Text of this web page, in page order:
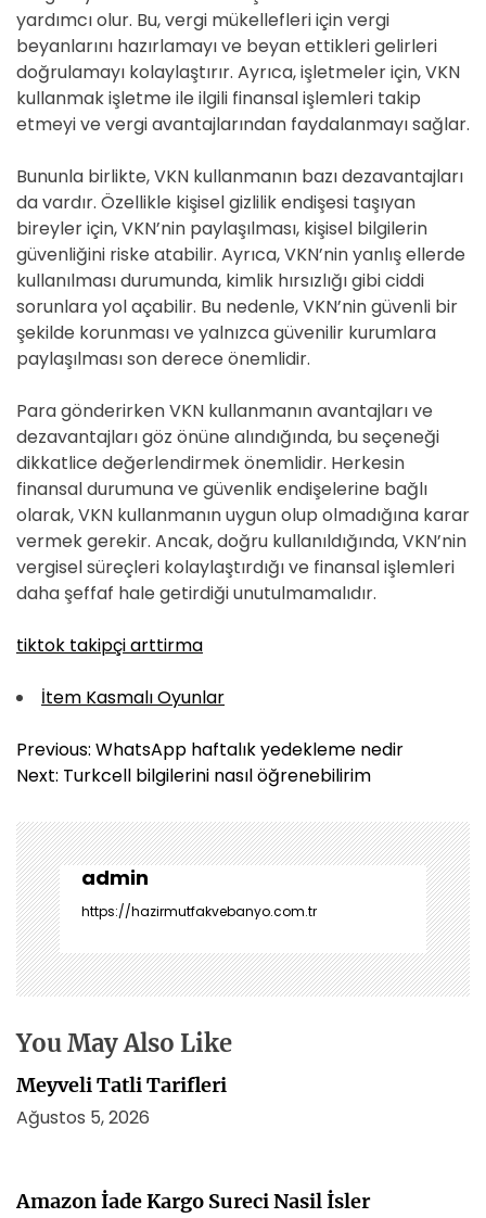
yardımcı olur. Bu, vergi mükellefleri için vergi
beyanlarını hazırlamayı ve beyan ettikleri gelirleri
doğrulamayı kolaylaştırır. Ayrıca, işletmeler için, VKN
kullanmak işletme ile ilgili finansal işlemleri takip
etmeyi ve vergi avantajlarından faydalanmayı sağlar.
Bununla birlikte, VKN kullanmanın bazı dezavantajları
da vardır. Özellikle kişisel gizlilik endişesi taşıyan
bireyler için, VKN’nin paylaşılması, kişisel bilgilerin
güvenliğini riske atabilir. Ayrıca, VKN’nin yanlış ellerde
kullanılması durumunda, kimlik hırsızlığı gibi ciddi
sorunlara yol açabilir. Bu nedenle, VKN’nin güvenli bir
şekilde korunması ve yalnızca güvenilir kurumlara
paylaşılması son derece önemlidir.
Para gönderirken VKN kullanmanın avantajları ve
dezavantajları göz önüne alındığında, bu seçeneği
dikkatlice değerlendirmek önemlidir. Herkesin
finansal durumuna ve güvenlik endişelerine bağlı
olarak, VKN kullanmanın uygun olup olmadığına karar
vermek gerekir. Ancak, doğru kullanıldığında, VKN’nin
vergisel süreçleri kolaylaştırdığı ve finansal işlemleri
daha şeffaf hale getirdiği unutulmamalıdır.
tiktok takipçi arttirma
İtem Kasmalı Oyunlar
Y
a
ı
g
e
z
i
n
m
s
i
Previous: WhatsApp haftalık yedekleme nedir
Next: Turkcell bilgilerini nasıl öğrenebilirim
admin
https://hazirmutfakvebanyo.com.tr
You May Also Like
Meyveli Tatli Tarifleri
Ağustos 5, 2026
Amazon İade Kargo Sureci Nasil İsler